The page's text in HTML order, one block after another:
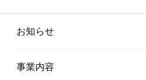
お知らせ
事業内容